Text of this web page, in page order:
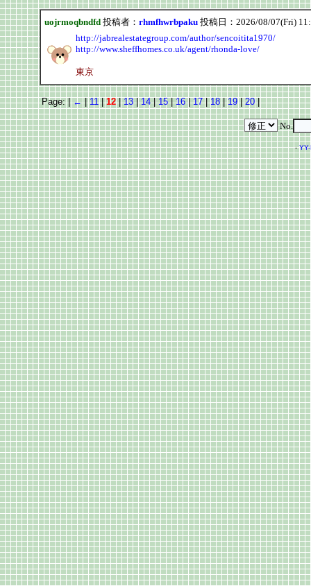
uojrmoqbndfd投稿者： rhmfhwrbpaku投稿日：2026/08/07(Fri)
http://jabrealestategroup.com/author/sencoitita1970/
http://www.sheffhomes.co.uk/agent/rhonda-love/
東京
Page: |←|11|12|13|14|15|16|17|18|19|20|
No.
-